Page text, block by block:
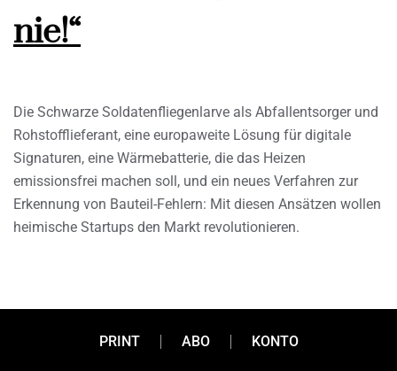
nie!“
Die Schwarze Soldatenfliegenlarve als Abfallentsorger und
Rohstofflieferant, eine europaweite Lösung für digitale
Signaturen, eine Wärmebatterie, die das Heizen
emissionsfrei machen soll, und ein neues Verfahren zur
Erkennung von Bauteil-Fehlern: Mit diesen Ansätzen wollen
heimische Startups den Markt revolutionieren.
PRINT ABO KONTO